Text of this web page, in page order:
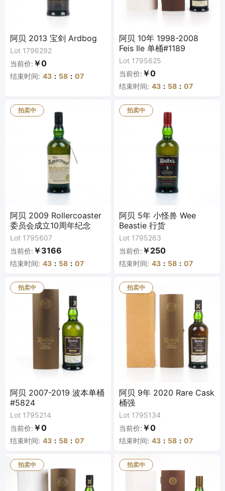
阿贝 2013 宝剑 Ardbog
Lot 1796292
当前价: ￥0
结束时间: 43 : 58 : 07
阿贝 10年 1998-2008
Feis Ile 单桶#1189
Lot 1795625
当前价: ￥0
结束时间: 43 : 58 : 07
拍卖中
阿贝 2009 Rollercoaster
委员会成立10周年纪念
Lot 1795607
当前价: ￥3166
结束时间: 43 : 58 : 07
拍卖中
阿贝 5年 小怪兽 Wee
Beastie 行货
Lot 1795263
当前价: ￥250
结束时间: 43 : 58 : 07
拍卖中
阿贝 2007-2019 波本单桶
#5824
Lot 1795214
当前价: ￥0
结束时间: 43 : 58 : 07
拍卖中
阿贝 9年 2020 Rare Cask
桶强
Lot 1795134
当前价: ￥0
结束时间: 43 : 58 : 07
拍卖中 拍卖中